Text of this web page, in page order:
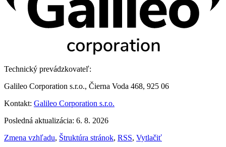
Technický prevádzkovateľ:
Galileo Corporation s.r.o., Čierna Voda 468, 925 06
Kontakt: Galileo Corporation s.r.o.
Posledná aktualizácia: 6. 8. 2026
Zmena vzhľadu, Štruktúra stránok, RSS, Vytlačiť